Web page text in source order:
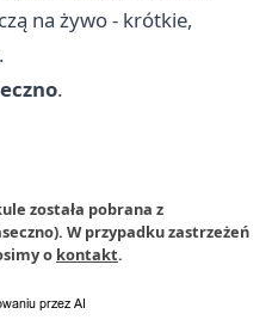
na żywo - krótkie,
.
została pobrana z
W przypadku zastrzeżeń
o kontakt.